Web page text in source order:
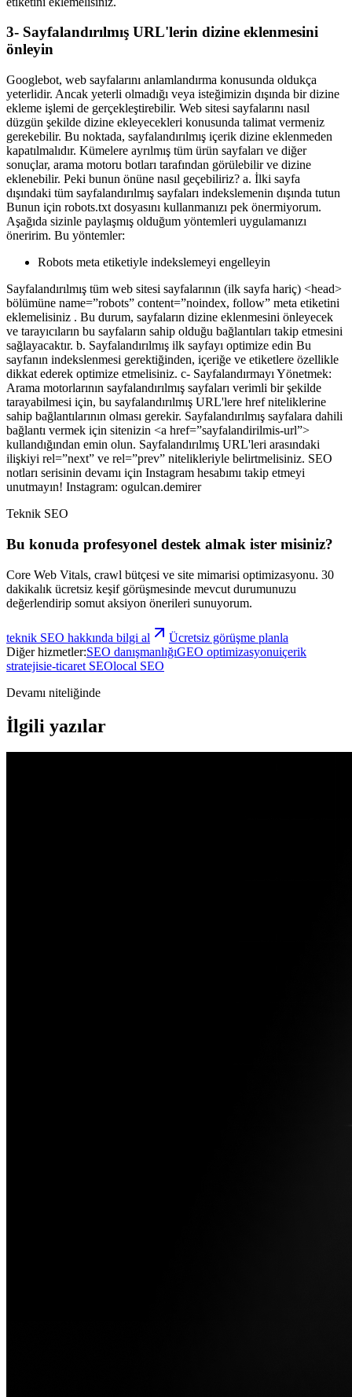
3- Sayfalandırılmış URL'lerin dizine eklenmesini
önleyin
Googlebot, web sayfalarını anlamlandırma konusunda oldukça
yeterlidir. Ancak yeterli olmadığı veya isteğimizin dışında bir dizine
ekleme işlemi de gerçekleştirebilir. Web sitesi sayfalarını nasıl
düzgün şekilde dizine ekleyecekleri konusunda talimat vermeniz
gerekebilir. Bu noktada, sayfalandırılmış içerik dizine eklenmeden
kapatılmalıdır. Kümelere ayrılmış tüm ürün sayfaları ve diğer
sonuçlar, arama motoru botları tarafından görülebilir ve dizine
eklenebilir. Peki bunun önüne nasıl geçebiliriz? a. İlki sayfa
dışındaki tüm sayfalandırılmış sayfaları indekslemenin dışında tutun
Bunun için robots.txt dosyasını kullanmanızı pek önermiyorum.
Aşağıda sizinle paylaşmış olduğum yöntemleri uygulamanızı
öneririm. Bu yöntemler:
Robots meta etiketiyle indekslemeyi engelleyin
Sayfalandırılmış tüm web sitesi sayfalarının (ilk sayfa hariç) <head>
bölümüne name=”robots” content=”noindex, follow” meta etiketini
eklemelisiniz . Bu durum, sayfaların dizine eklenmesini önleyecek
ve tarayıcıların bu sayfaların sahip olduğu bağlantıları takip etmesini
sağlayacaktır. b. Sayfalandırılmış ilk sayfayı optimize edin Bu
sayfanın indekslenmesi gerektiğinden, içeriğe ve etiketlere özellikle
dikkat ederek optimize etmelisiniz. c- Sayfalandırmayı Yönetmek:
Arama motorlarının sayfalandırılmış sayfaları verimli bir şekilde
tarayabilmesi için, bu sayfalandırılmış URL'lere href niteliklerine
sahip bağlantılarının olması gerekir. Sayfalandırılmış sayfalara dahili
bağlantı vermek için sitenizin <a href=”sayfalandirilmis-url”>
kullandığından emin olun. Sayfalandırılmış URL'leri arasındaki
ilişkiyi rel=”next” ve rel=”prev” nitelikleriyle belirtmelisiniz. SEO
notları serisinin devamı için Instagram hesabımı takip etmeyi
unutmayın! Instagram: ogulcan.demirer
Teknik SEO
Bu konuda profesyonel destek almak ister misiniz?
Core Web Vitals, crawl bütçesi ve site mimarisi optimizasyonu. 30
dakikalık ücretsiz keşif görüşmesinde mevcut durumunuzu
değerlendirip somut aksiyon önerileri sunuyorum.
teknik SEO hakkında bilgi al
Ücretsiz görüşme planla
Diğer hizmetler:SEO danışmanlığıGEO optimizasyonuiçerik
stratejisie-ticaret SEOlocal SEO
Devamı niteliğinde
İlgili yazılar